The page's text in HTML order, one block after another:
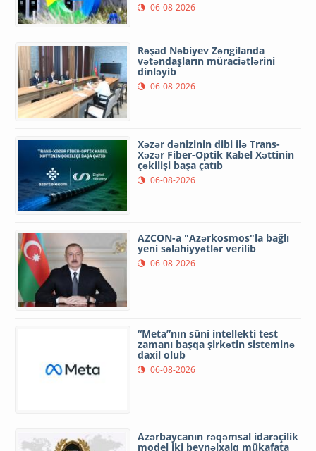
06-08-2026
Rəşad Nəbiyev Zəngilanda
vətəndaşların müraciətlərini
dinləyib
06-08-2026
Xəzər dənizinin dibi ilə Trans-
Xəzər Fiber-Optik Kabel Xəttinin
çəkilişi başa çatıb
06-08-2026
AZCON-a "Azərkosmos"la bağlı
yeni səlahiyyətlər verilib
06-08-2026
“Meta”nın süni intellekti test
zamanı başqa şirkətin sisteminə
daxil olub
06-08-2026
Azərbaycanın rəqəmsal idarəçilik
model iki beynəlxalq mükafata